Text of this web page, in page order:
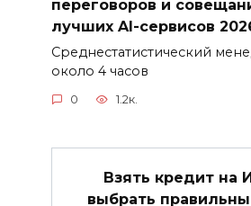
переговоров и
лучших AI-сервисов
Среднестатистический
около 4 часов
0 1.2к.
Взять кредит на
выбрать